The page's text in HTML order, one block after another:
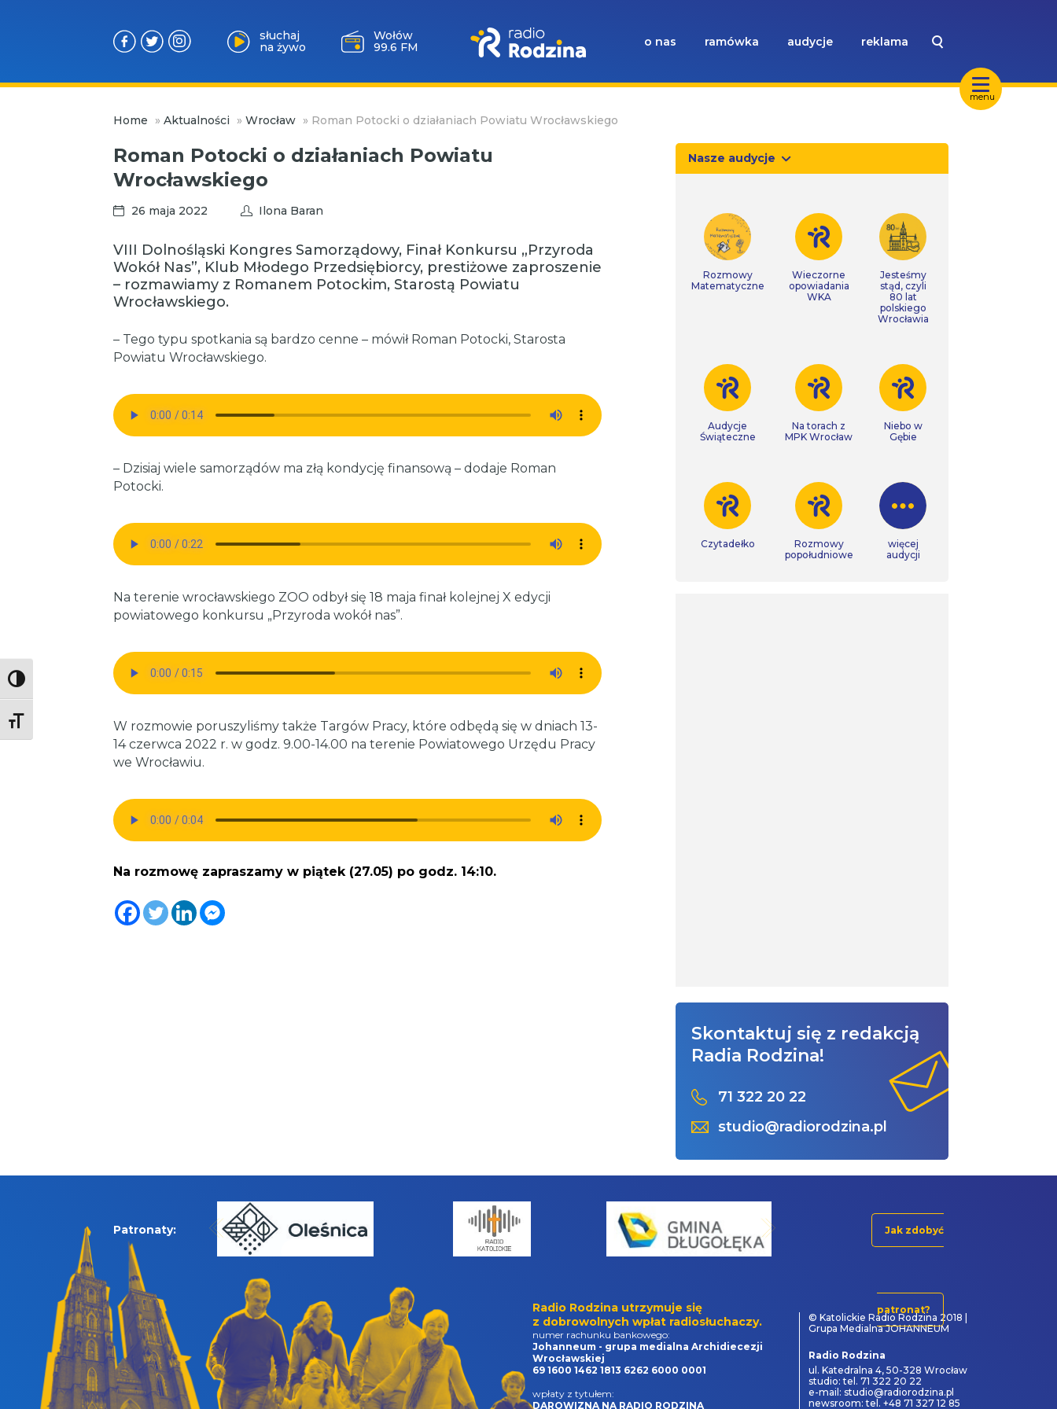
Toggle High Contrast
Toggle Font size
menu
słuchaj
na żywo
Wołów
99.6 FM
o nas ramówka audycje reklama
Home » Aktualności » Wrocław » Roman Potocki o działaniach Powiatu Wrocławskiego
Roman Potocki o działaniach Powiatu
Wrocławskiego
26 maja 2022 Ilona Baran
VIII Dolnośląski Kongres Samorządowy, Finał Konkursu „Przyroda
Wokół Nas”, Klub Młodego Przedsiębiorcy, prestiżowe zaproszenie
– rozmawiamy z Romanem Potockim, Starostą Powiatu
Wrocławskiego.
– Tego typu spotkania są bardzo cenne – mówił Roman Potocki, Starosta
Powiatu Wrocławskiego.
– Dzisiaj wiele samorządów ma złą kondycję finansową – dodaje Roman
Potocki.
Na terenie wrocławskiego ZOO odbył się 18 maja finał kolejnej X edycji
powiatowego konkursu „Przyroda wokół nas”.
W rozmowie poruszyliśmy także Targów Pracy, które odbędą się w dniach 13-
14 czerwca 2022 r. w godz. 9.00-14.00 na terenie Powiatowego Urzędu Pracy
we Wrocławiu.
Na rozmowę zapraszamy w piątek (27.05) po godz. 14:10.
Nasze audycje
Rozmowy
Matematyczne
Wieczorne
opowiadania
WKA
Jesteśmy
stąd, czyli
80 lat
polskiego
Wrocławia
Audycje
Świąteczne
Na torach z
MPK Wrocław
Niebo w
Gębie
Czytadełko
Rozmowy
popołudniowe
więcej
audycji
Skontaktuj się z redakcją
Radia Rodzina!
71 322 20 22
studio@radiorodzina.pl
Patronaty: Jak zdobyć
patronat?
Radio Rodzina utrzymuje się
z dobrowolnych wpłat radiosłuchaczy.
numer rachunku bankowego:
Johanneum - grupa medialna Archidiecezji
Wrocławskiej
69 1600 1462 1813 6262 6000 0001
wpłaty z tytułem:
DAROWIZNA NA RADIO RODZINA
© Katolickie Radio Rodzina 2018 |
Grupa Medialna JOHANNEUM
Radio Rodzina
ul. Katedralna 4, 50-328 Wrocław
studio: tel. 71 322 20 22
e-mail: studio@radiorodzina.pl
newsroom: tel. +48 71 327 12 85